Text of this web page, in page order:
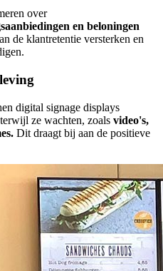
over
en beloningen
de klantretentie versterken en
digital signage displays
ze wachten, zoals video's,
Dit draagt bij aan de positieve